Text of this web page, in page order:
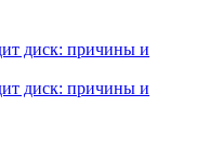
диск: причины и
диск: причины и